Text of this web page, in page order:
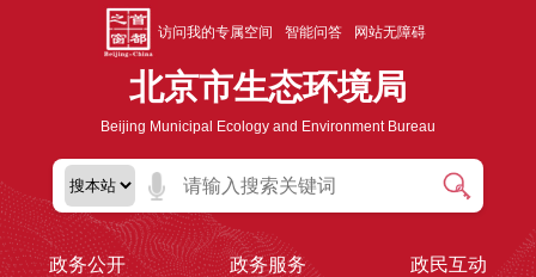
访问我的专属空间 智能问答 网站无障碍
北京市生态环境局
Beijing Municipal Ecology and Environment Bureau
政务公开 政务服务
政民互动